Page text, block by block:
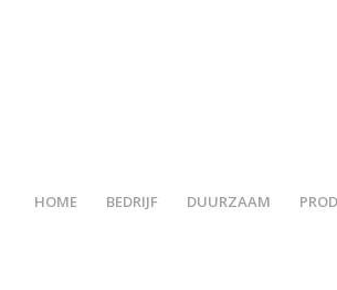
HOME BEDRIJF DUURZAAM